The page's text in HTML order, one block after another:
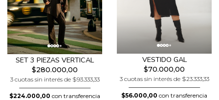
SET 3 PIEZAS VERTICAL
$280.000,00
3 cuotas sin interés de $93.333,33
$224.000,00 con transferencia
VESTIDO GAL
$70.000,00
3 cuotas sin interés de $23.333,33
$56.000,00 con transferencia